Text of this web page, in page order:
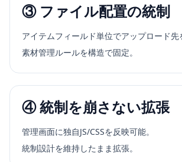
③ ファイル配置の統制
アイテムフィールド単位でアップロード先
素材管理ルールを構造で固定。
④ 統制を崩さない拡張
管理画面に独自JS/CSSを反映可能。
統制設計を維持したまま拡張。